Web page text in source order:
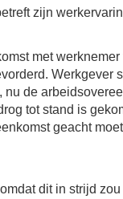
zijn
met werknemer
Werkgever
de
tot stand is
geacht
dit in strijd